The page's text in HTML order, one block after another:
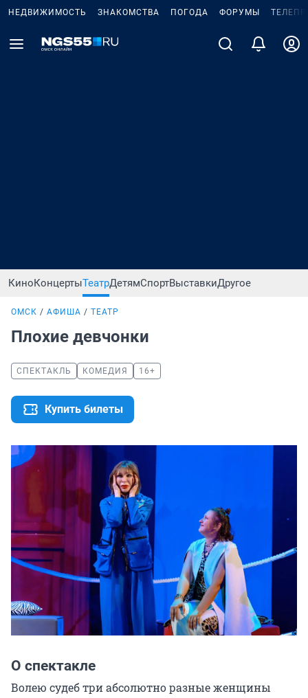
НЕДВИЖИМОСТЬ ЗНАКОМСТВА ПОГОДА ФОРУМЫ
КиноКонцертыТеатрДетямСпортВыставкиДругое
ОМСК АФИША ТЕАТР
Плохие девчонки
СПЕКТАКЛЬ КОМЕДИЯ 16+
Купить билеты
О спектакле
Волею судеб три абсолютно разные женщины